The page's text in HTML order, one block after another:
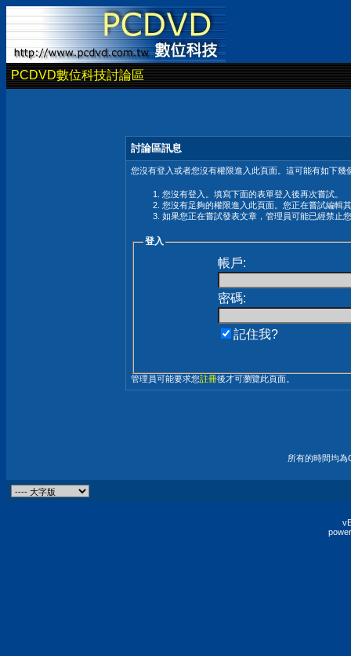
PCDVD數位科技討論區
討論區訊息
您沒有登入或者您沒有權限進入此頁面。這可能有如下幾
您沒有登入。填寫下面的表單登入後再次嘗試。
您沒有足夠的權限進入此頁面。您正在嘗試編輯
如果您正在嘗試發表文章，管理員可能已經禁止
登入
帳戶:
密碼:
記住我?
管理員可能要求您註冊後才可瀏覽此頁面。
所有的時間均為